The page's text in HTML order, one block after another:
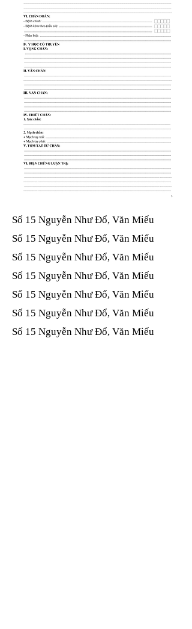
Số 15 Nguyễn Như Đổ, Văn Miếu​​​​
Số 15 Nguyễn Như Đổ, Văn Miếu​​​​
Số 15 Nguyễn Như Đổ, Văn Miếu​​​​
Số 15 Nguyễn Như Đổ, Văn Miếu​​​​
Số 15 Nguyễn Như Đổ, Văn Miếu​​​​
Số 15 Nguyễn Như Đổ, Văn Miếu​​​​
Số 15 Nguyễn Như Đổ, Văn Miếu​​​​